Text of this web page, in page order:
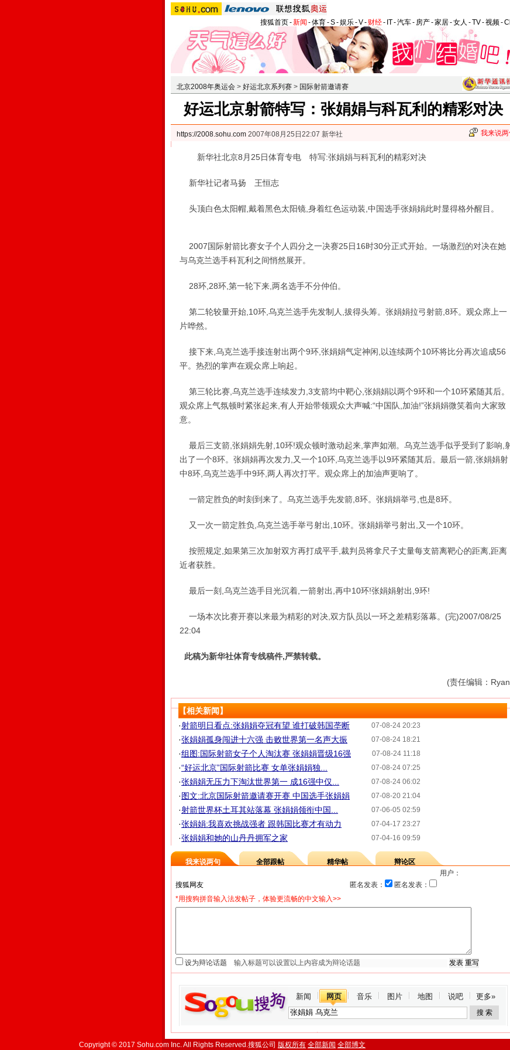
搜狐首页-新闻 -体育-S-娱乐-V- 财经- IT-汽车- 房产-家居-女人 -TV-视频-
北京2008年奥运会 > 好运北京系列赛 > 国际射箭邀请赛
好运北京射箭特写：张娟娟与科瓦利的精彩对决
https://2008.sohu.com 2007年08月25日22:07 新华社 我来说两
新华社北京8月25日体育专电 特写:张娟娟与科瓦利的精彩对决
新华社记者马扬 王恒志
头顶白色太阳帽,戴着黑色太阳镜,身着红色运动装,中国选手张娟娟此时显得格外醒目。
2007国际射箭比赛女子个人四分之一决赛25日16时30分正式开始。一场激烈的对决在她
与乌克兰选手科瓦利之间悄然展开。
28环,28环,第一轮下来,两名选手不分仲伯。
第二轮较量开始,10环,乌克兰选手先发制人,拔得头筹。张娟娟拉弓射箭,8环。观众席上一
片哗然。
接下来,乌克兰选手接连射出两个9环,张娟娟气定神闲,以连续两个10环将比分再次追成56
平。热烈的掌声在观众席上响起。
第三轮比赛,乌克兰选手连续发力,3支箭均中靶心,张娟娟以两个9环和一个10环紧随其后。
观众席上气氛顿时紧张起来,有人开始带领观众大声喊:“中国队,加油!”张娟娟微笑着向大家致
意。
最后三支箭,张娟娟先射,10环!观众顿时激动起来,掌声如潮。乌克兰选手似乎受到了影响,
出了一个8环。张娟娟再次发力,又一个10环,乌克兰选手以9环紧随其后。最后一箭,张娟娟射
中8环,乌克兰选手中9环,两人再次打平。观众席上的加油声更响了。
一箭定胜负的时刻到来了。乌克兰选手先发箭,8环。张娟娟举弓,也是8环。
又一次一箭定胜负,乌克兰选手举弓射出,10环。张娟娟举弓射出,又一个10环。
按照规定,如果第三次加射双方再打成平手,裁判员将拿尺子丈量每支箭离靶心的距离,距离
近者获胜。
最后一刻,乌克兰选手目光沉着,一箭射出,再中10环!张娟娟射出,9环!
一场本次比赛开赛以来最为精彩的对决,双方队员以一环之差精彩落幕。(完)2007/08/25
22:04
此稿为新华社体育专线稿件,严禁转载。
(责任编辑：
【相关新闻】
07-08-24 20:23
·射箭明日看点:张娟娟夺冠有望 谁打破韩国垄断
07-08-24 18:21
·张娟娟孤身闯进十六强 击败世界第一名声大振
07-08-24 11:18
·组图:国际射箭女子个人淘汰赛 张娟娟晋级16强
07-08-24 07:25
·“好运北京”国际射箭比赛 女单张娟娟独...
07-08-24 06:02
·张娟娟无压力下淘汰世界第一 成16强中仅...
07-08-20 21:04
·图文:北京国际射箭邀请赛开赛 中国选手张娟娟
07-06-05 02:59
·射箭世界杯土耳其站落幕 张娟娟领衔中国...
07-04-17 23:27
·张娟娟:我喜欢挑战强者 跟韩国比赛才有动力
07-04-16 09:59
·张娟娟和她的山丹丹拥军之家
我来说两句 全部跟帖 精华帖
辩论区
用户：
匿名发表：
匿名发表：
*用搜狗拼音输入法发帖子，体验更流畅的中文输入>>
设为辩论话题
新闻 网页 音乐 图片 地图 说吧 更多»
Copyright © 2017 Sohu.com Inc. All Rights Reserved.搜狐公司 版权所有 全部新闻 全部博文